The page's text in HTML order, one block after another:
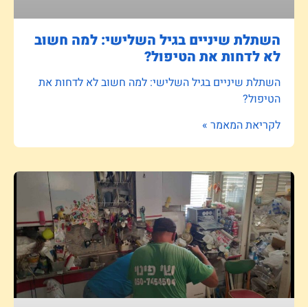
השתלת שיניים בגיל השלישי: למה חשוב
לא לדחות את הטיפול?
השתלת שיניים בגיל השלישי: למה חשוב לא לדחות את
הטיפול?
לקריאת המאמר »